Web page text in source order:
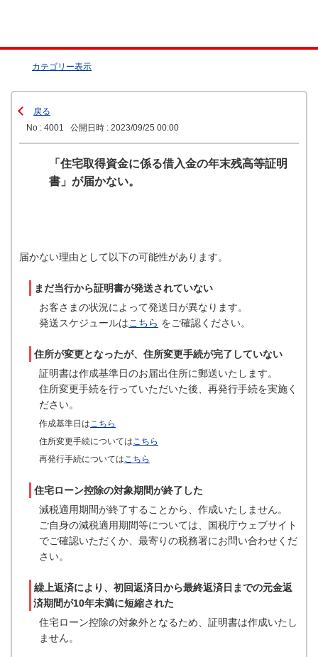
カテゴリー表示
戻る
No : 4001
公開日時 : 2023/09/25 00:00
「住宅取得資金に係る借入金の年末残高等証明
書」が届かない。
届かない理由として以下の可能性があります。
まだ当行から証明書が発送されていない
お客さまの状況によって発送日が異なります。
発送スケジュールはこちら をご確認ください。
住所が変更となったが、住所変更手続が完了していない
証明書は作成基準日のお届出住所に郵送いたします。
住所変更手続を行っていただいた後、再発行手続を実施く
ださい。
作成基準日は こちら
住所変更手続については こちら
再発行手続については こちら
住宅ローン控除の対象期間が終了した
減税適用期間が終了することから、作成いたしません。
ご自身の減税適用期間等については、国税庁ウェブサイト
でご確認いただくか、最寄りの税務署にお問い合わせくだ
さい。
繰上返済により、初回返済日から最終返済日までの元金返
済期間が10年未満に短縮された
住宅ローン控除の対象外となるため、証明書は作成いたし
ません。